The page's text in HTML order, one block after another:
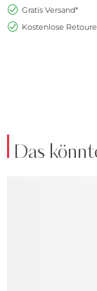
Gratis Versand*
Kostenlose Retoure
Das